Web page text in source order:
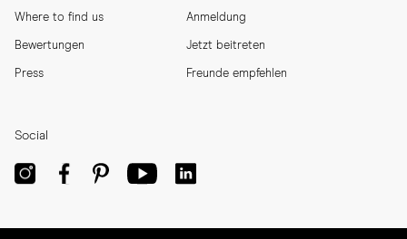
Where to find us
Bewertungen
Press
Anmeldung
Jetzt beitreten
Freunde empfehlen
Social